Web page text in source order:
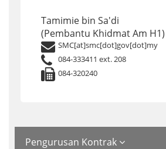
Tamimie bin Sa'di
(Pembantu Khidmat Am H1)
SMC[at]smc[dot]gov[dot]my
084-333411 ext. 208
084-320240
Pengurusan Kontrak